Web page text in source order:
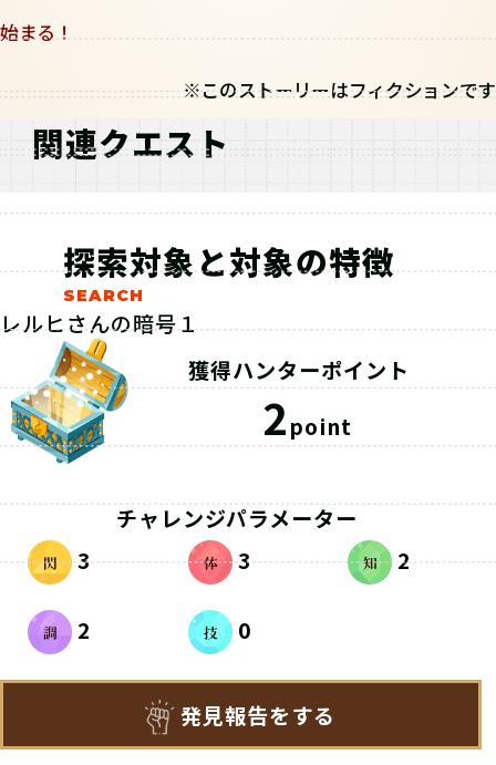
始まる！
※このストーリーはフィクションです
関連クエスト
探索対象と対象の特徴
レルヒさんの暗号１
獲得ハンターポイント
2point
チャレンジパラメーター
3
3 2
2 0
発見報告をする